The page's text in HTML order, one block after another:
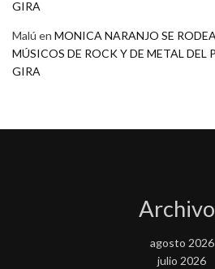
GIRA
Malú en MONICA NARANJO SE
MÚSICOS DE ROCK Y DE METAL DEL
GIRA
agosto 2026
julio 2026